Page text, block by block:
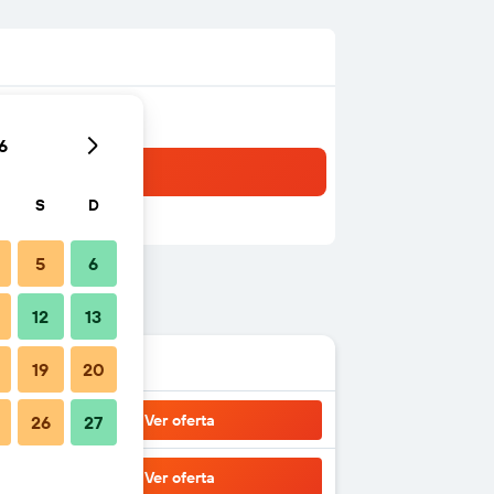
Ver oferta
Ver oferta
S D
5 6
12 13
19 20
26 27